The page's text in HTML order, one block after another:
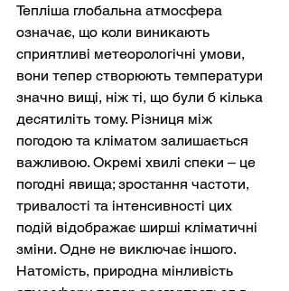
Тепліша глобальна атмосфера
означає, що коли виникають
сприятливі метеорологічні умови,
вони тепер створюють температури
значно вищі, ніж ті, що були б кілька
десятиліть тому. Різниця між
погодою та кліматом залишається
важливою. Окремі хвилі спеки – це
погодні явища; зростання частоти,
тривалості та інтенсивності цих
подій відображає ширші кліматичні
зміни. Одне не виключає іншого.
Натомість, природна мінливість